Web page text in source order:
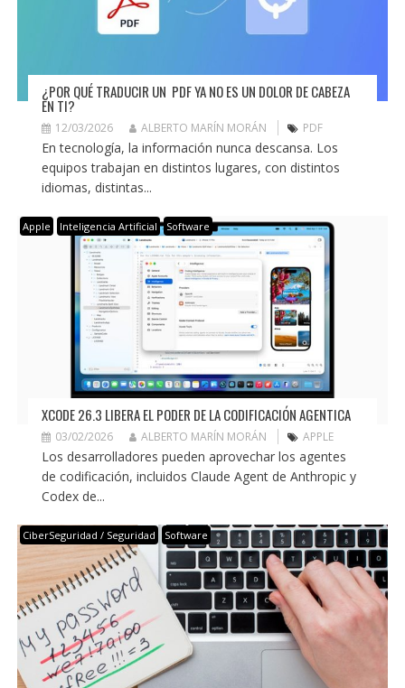
¿POR QUÉ TRADUCIR UN PDF YA NO ES UN DOLOR DE CABEZA
EN TI?
12/03/2026 ALBERTO MARÍN MORÁN PDF
En tecnología, la información nunca descansa. Los
equipos trabajan en distintos lugares, con distintos
idiomas, distintas...
Apple Inteligencia Artificial Software
XCODE 26.3 LIBERA EL PODER DE LA CODIFICACIÓN AGENTICA
03/02/2026 ALBERTO MARÍN MORÁN APPLE
Los desarrolladores pueden aprovechar los agentes
de codificación, incluidos Claude Agent de Anthropic y
Codex de...
CiberSeguridad / Seguridad Software